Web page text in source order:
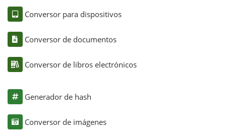
Conversor para dispositivos
Conversor de documentos
Conversor de libros electrónicos
Generador de hash
Conversor de imágenes